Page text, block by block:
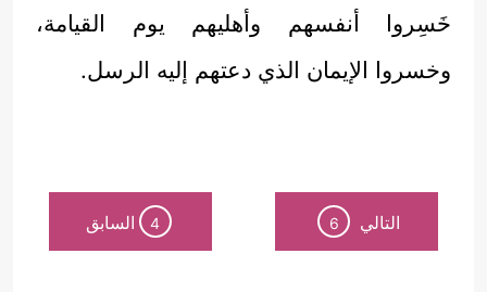
خَسِروا أنفسهم وأهليهم يوم القيامة،
وخسروا الإيمان الذي دعتهم إليه الرسل.
التالي 6
4 السابق